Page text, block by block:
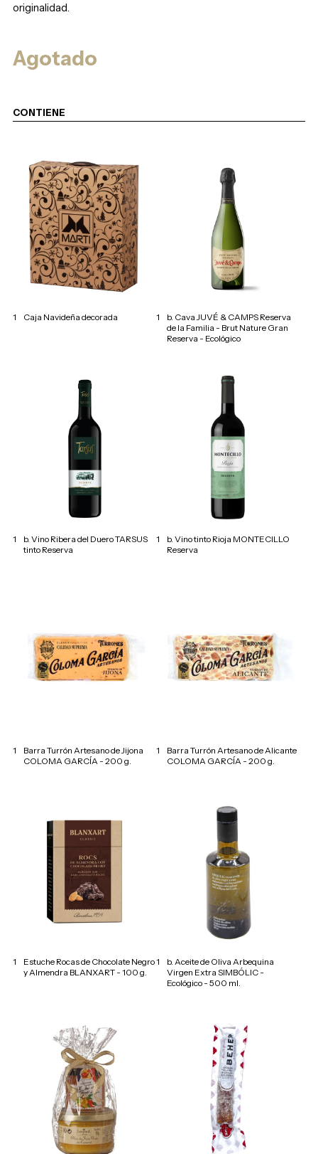
originalidad.
Agotado
CONTIENE
1 Caja Navideña decorada 1
b. Cava JUVÉ & CAMPS Reserva
de la Familia - Brut Nature Gran
Reserva - Ecológico
1
b. Vino Ribera del Duero TARSUS
tinto Reserva
1
b. Vino tinto Rioja MONTECILLO
Reserva
1
Barra Turrón Artesano de Jijona
COLOMA GARCÍA - 200 g.
1
Barra Turrón Artesano de Alicante
COLOMA GARCÍA - 200 g.
1
Estuche Rocas de Chocolate Negro
y Almendra BLANXART - 100 g.
1
b. Aceite de Oliva Arbequina
Virgen Extra SIMBÓLIC -
Ecológico - 500 ml.